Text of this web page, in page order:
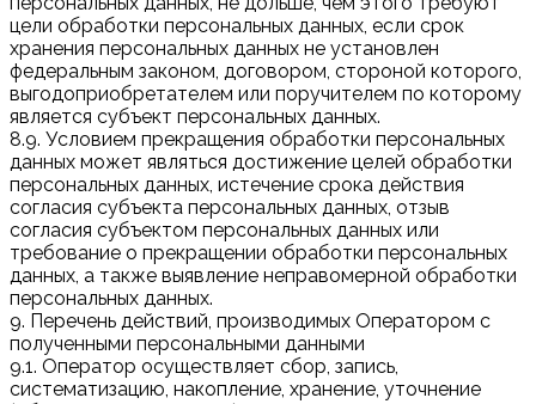
цели обработки персональных данных, если срок
хранения персональных данных не установлен
федеральным законом, договором, стороной которого,
выгодоприобретателем или поручителем по которому
является субъект персональных данных.
8.9. Условием прекращения обработки персональных
данных может являться достижение целей обработки
персональных данных, истечение срока действия
согласия субъекта персональных данных, отзыв
согласия субъектом персональных данных или
требование о прекращении обработки персональных
данных, а также выявление неправомерной обработки
персональных данных.
9. Перечень действий, производимых Оператором с
полученными персональными данными
9.1. Оператор осуществляет сбор, запись,
систематизацию, накопление, хранение, уточнение